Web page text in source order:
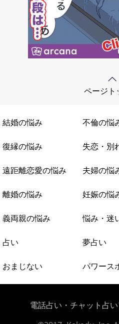
ページト
結婚の悩み 不倫の悩
復縁の悩み 失恋・別
遠距離恋愛の悩み 夫婦の悩
離婚の悩み 妊娠の悩
義両親の悩み 悩み・迷
占い 夢占い
おまじない パワース
電話占い・チャット占